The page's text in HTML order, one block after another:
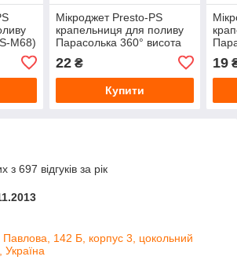
M68)
Мікроджет Presto-PS
крапельниця для поливу
Парасолька 360° висота
22₴
Купити
19
з 697 відгуків за рік
Павлова, 142 Б, корпус 3, цокольний
Україна